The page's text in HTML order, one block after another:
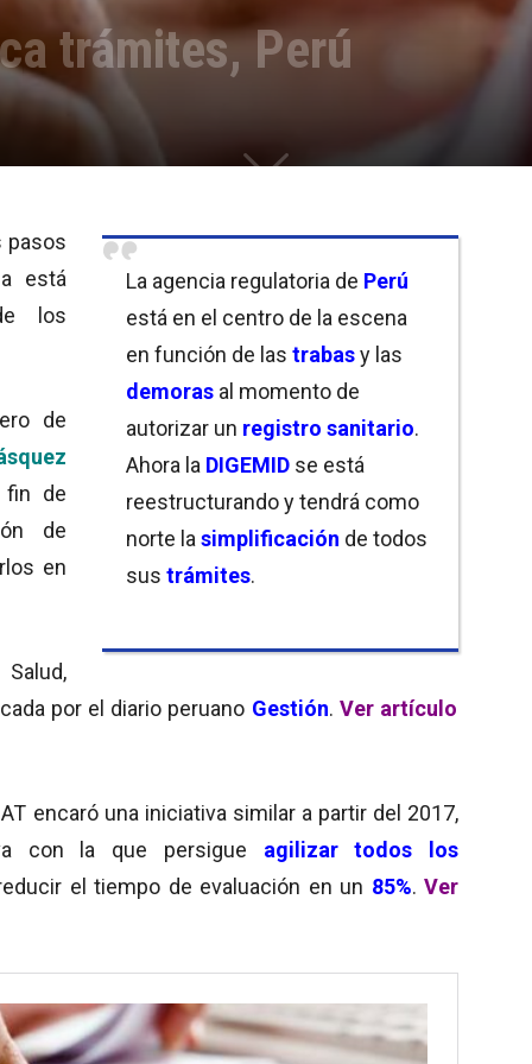
trámites, Perú
La agencia regulatoria de Perú
está en el centro de la escena
en función de las trabasy las
demoras al momento de
autorizar un registro sanitario.
Ahora la DIGEMID se está
reestructurando y tendrá como
norte la simplificación de todos
sus trámites.
pasos
está
los
de
fin de
de
en
por el diario peruano Gestión. Ver artículo
encaró una iniciativa similar a partir del 2017,
con la que persigue
agilizar todos los
el tiempo de evaluación en un 85%.Ver